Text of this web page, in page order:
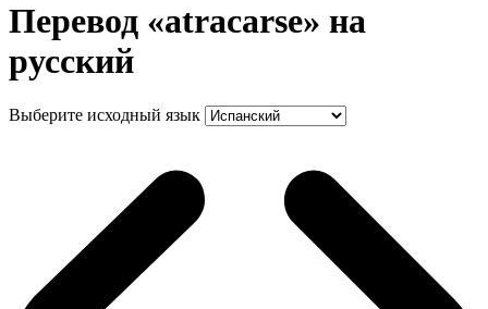
Перевод «atracarse» на
русский
Выберите исходный язык